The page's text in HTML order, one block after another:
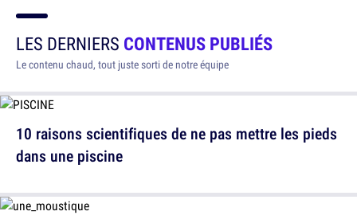
LES DERNIERS CONTENUS PUBLIÉS
Le contenu chaud, tout juste sorti de notre équipe
10 raisons scientifiques de ne pas mettre les pieds
dans une piscine